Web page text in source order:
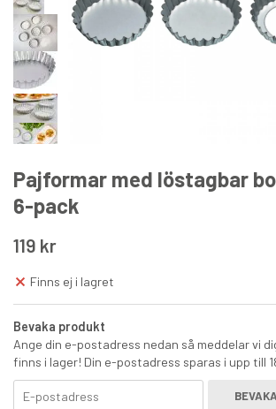
€2.50
KÖP
Pajformar med löstagbar
6-pack
119 kr
Finns ej i lagret
Bevaka produkt
Ange din e-postadress nedan så meddelar vi
finns i lager! Din e-postadress sparas i upp till